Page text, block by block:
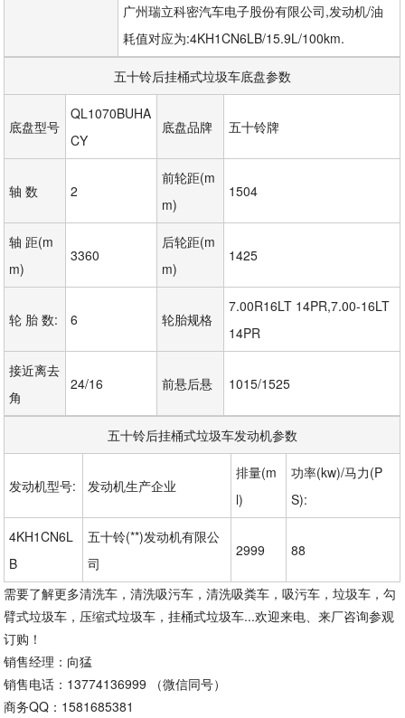
广州瑞立科密汽车电子股份有限公司,发动机/油
耗值对应为:4KH1CN6LB/15.9L/100km.
五十铃后挂桶式垃圾车底盘参数
底盘型号
QL1070BUHA
CY
底盘品牌 五十铃牌
轴 数 2
前轮距(m
m)
1504
轴 距(m
m)
3360
后轮距(m
m)
1425
轮 胎 数: 6 轮胎规格
7.00R16LT 14PR,7.00-16LT
14PR
接近离去
角
24/16 前悬后悬 1015/1525
五十铃后挂桶式垃圾车发动机参数
发动机型号: 发动机生产企业
排量(m
l)
功率(kw)/马力(P
S):
4KH1CN6L
B
五十铃(**)发动机有限公
司
2999 88
需要了解更多清洗车，清洗吸污车，清洗吸粪车，吸污车，垃圾车，勾
臂式垃圾车，压缩式垃圾车，挂桶式垃圾车...欢迎来电、来厂咨询参观
订购！
销售经理：向猛
销售电话：13774136999 （微信同号）
商务QQ：1581685381